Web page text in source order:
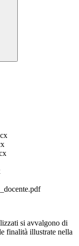
si avvalgono di
finalità illustrate nella